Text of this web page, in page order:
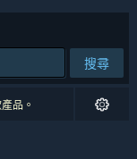
搜尋
品。